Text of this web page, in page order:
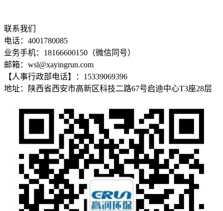
联系我们
电话：4001780085
业务手机：18166600150（微信同号）
邮箱：wsl@xayingrun.com
【人事行政部电话】：15339069396
地址：陕西省西安市高新区科技二路67号启迪中心T3座28层